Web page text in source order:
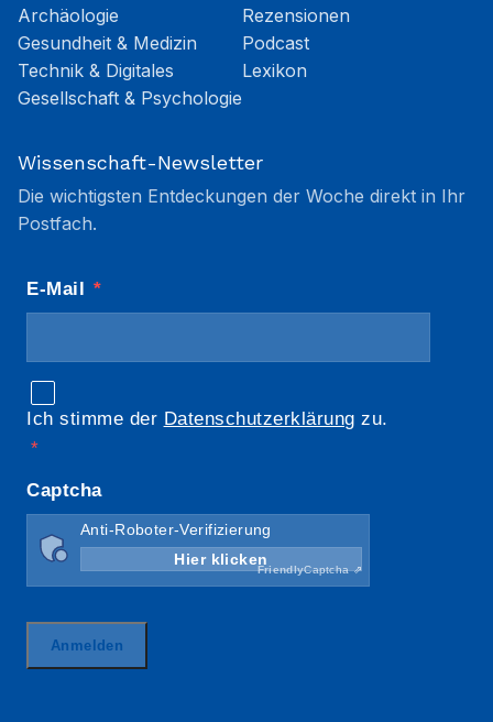
Archäologie
Gesundheit & Medizin
Technik & Digitales
Gesellschaft & Psychologie
Rezensionen
Podcast
Lexikon
Wissenschaft-Newsletter
Die wichtigsten Entdeckungen der Woche direkt in Ihr
Postfach.